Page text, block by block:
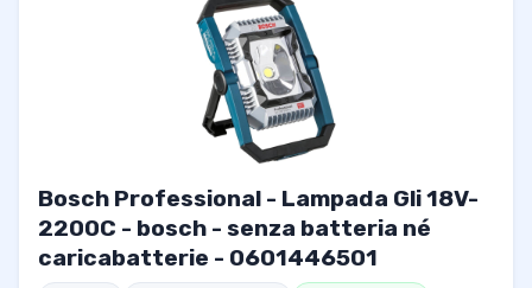
Bosch Professional - Lampada Gli 18V-
2200C - bosch - senza batteria né
caricabatterie - 0601446501